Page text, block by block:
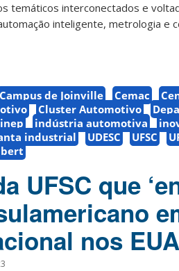
temáticos interconectados e
inteligente, metrologia e
Campus de Joinville Cemac
Cluster Automotivo
indústria automotiva
industrial UDESC UFSC
UFSC que
nos EUA